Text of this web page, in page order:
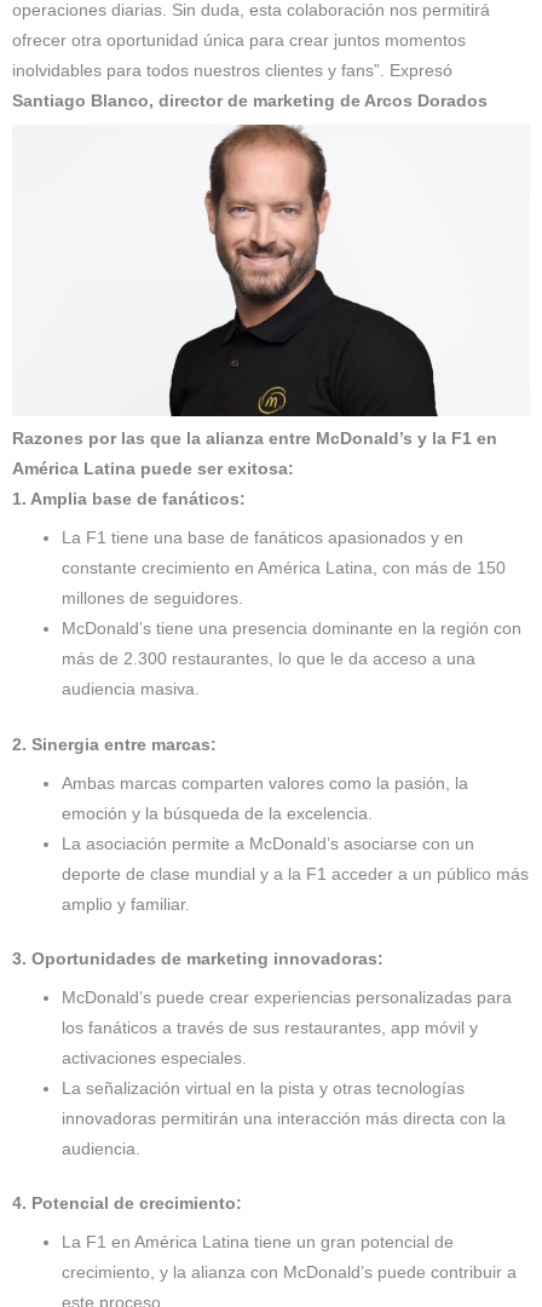
operaciones diarias. Sin duda, esta colaboración nos permitirá
ofrecer otra oportunidad única para crear juntos momentos
inolvidables para todos nuestros clientes y fans”. Expresó
Santiago Blanco, director de marketing de Arcos Dorados
Razones por las que la alianza entre McDonald’s y la F1 en
América Latina puede ser exitosa:
1. Amplia base de fanáticos:
La F1 tiene una base de fanáticos apasionados y en
constante crecimiento en América Latina, con más de 150
millones de seguidores.
McDonald’s tiene una presencia dominante en la región con
más de 2.300 restaurantes, lo que le da acceso a una
audiencia masiva.
2. Sinergia entre marcas:
Ambas marcas comparten valores como la pasión, la
emoción y la búsqueda de la excelencia.
La asociación permite a McDonald’s asociarse con un
deporte de clase mundial y a la F1 acceder a un público más
amplio y familiar.
3. Oportunidades de marketing innovadoras:
McDonald’s puede crear experiencias personalizadas para
los fanáticos a través de sus restaurantes, app móvil y
activaciones especiales.
La señalización virtual en la pista y otras tecnologías
innovadoras permitirán una interacción más directa con la
audiencia.
4. Potencial de crecimiento:
La F1 en América Latina tiene un gran potencial de
crecimiento, y la alianza con McDonald’s puede contribuir a
este proceso.